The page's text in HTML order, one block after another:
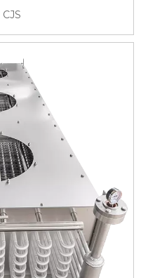
CJS